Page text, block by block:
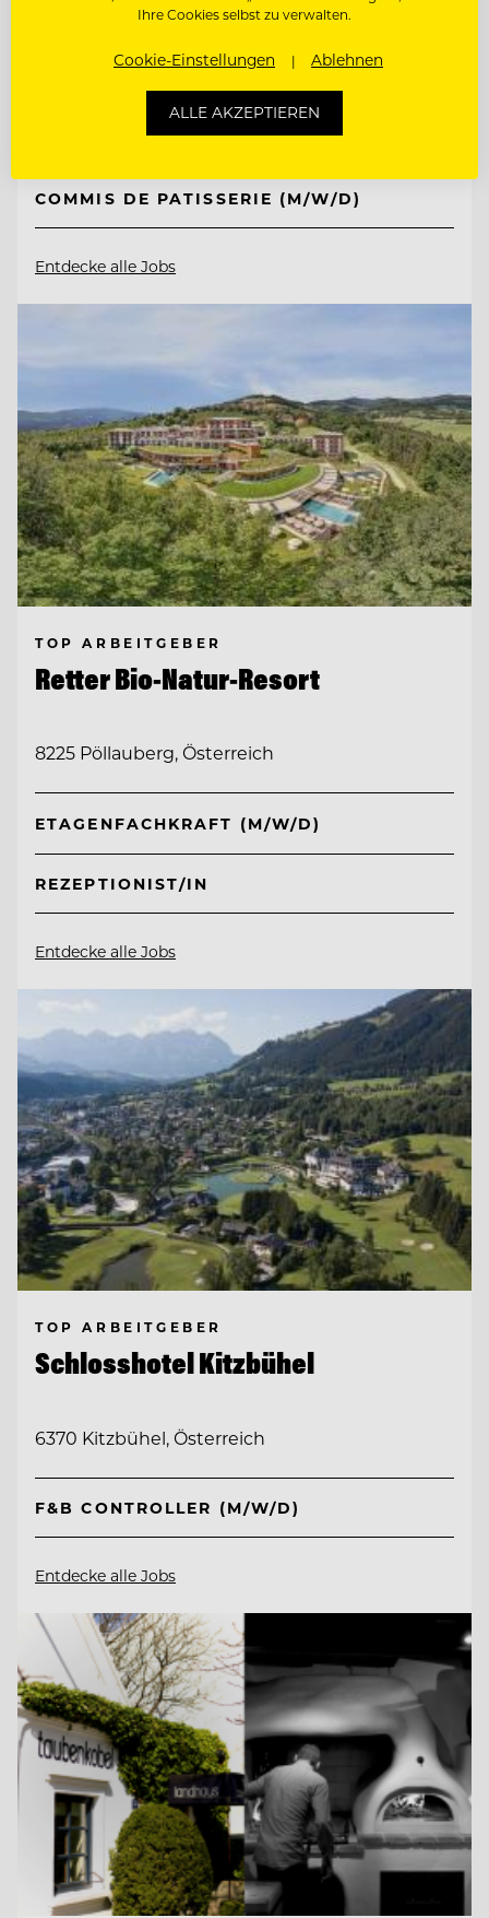
6410 Telfs, Österreich
FITNESSTRAINER:IN (M/W/D)
COMMIS DE PATISSERIE (M/W/D)
Entdecke alle Jobs
TOP ARBEITGEBER
Retter Bio-Natur-Resort
8225 Pöllauberg, Österreich
ETAGENFACHKRAFT (M/W/D)
REZEPTIONIST/IN
Entdecke alle Jobs
TOP ARBEITGEBER
Schlosshotel Kitzbühel
6370 Kitzbühel, Österreich
F&B CONTROLLER (M/W/D)
Entdecke alle Jobs
Ihre Cookies selbst zu verwalten.
Cookie-Einstellungen Ablehnen
ALLE AKZEPTIEREN